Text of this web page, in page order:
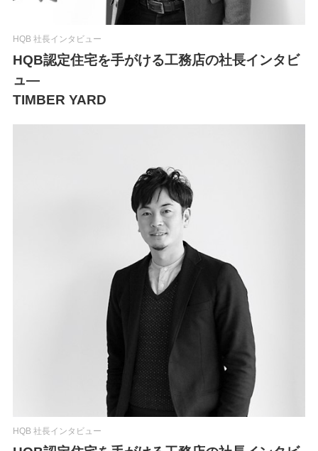
HQB 社長インタビュー
HQB認定住宅を手がける工務店の社長インタビ
ュ―
TIMBER YARD
HQB 社長インタビュー